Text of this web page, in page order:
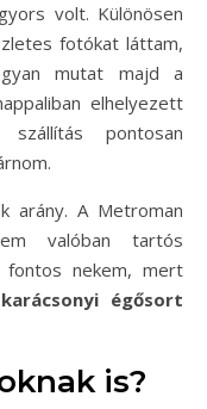
volt. Különösen
fotókat láttam,
mutat majd a
elhelyezett
pontosan
arány. A Metroman
valóban tartós
fontos nekem, mert
karácsonyi égősort
is?